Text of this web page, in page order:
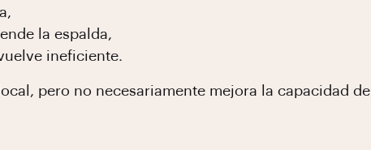
la espalda,
ineficiente.
pero no necesariamente mejora la capacidad de